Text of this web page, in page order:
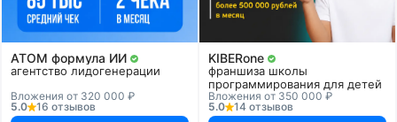
АТОМ формула ИИ
агентство лидогенерации
Вложения от 320 000 ₽
5.0
16 отзывов
KIBERone
франшиза школы
программирования для детей
Вложения от 350 000 ₽
5.0
14 отзывов